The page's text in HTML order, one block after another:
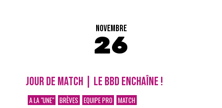
NOVEMBRE
26
JOUR DE MATCH | LE BBD ENCHAÎNE !
A LA "UNE" BRÈVES EQUIPE PRO MATCH